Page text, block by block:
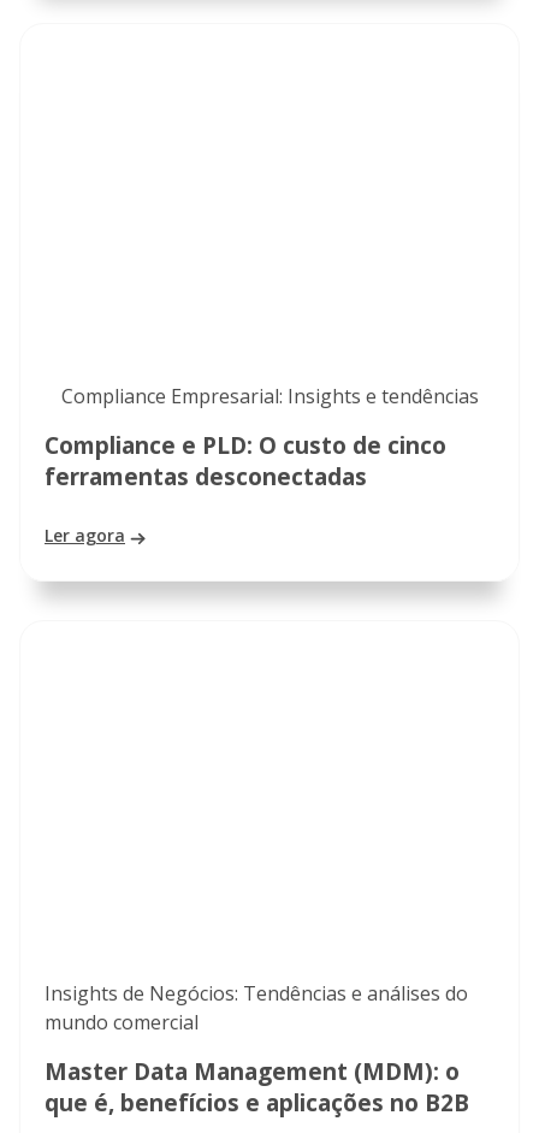
Compliance Empresarial: Insights e tendências
Compliance e PLD: O custo de cinco
ferramentas desconectadas
Ler agora
Insights de Negócios: Tendências e análises do
mundo comercial
Master Data Management (MDM): o
que é, benefícios e aplicações no B2B